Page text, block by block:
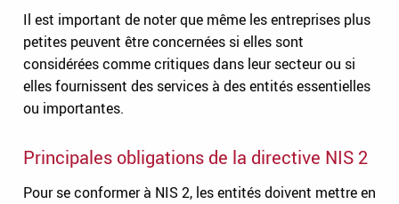
Il est important de noter que même les entreprises plus
petites peuvent être concernées si elles sont
considérées comme critiques dans leur secteur ou si
elles fournissent des services à des entités essentielles
ou importantes.
Principales obligations de la directive NIS 2
Pour se conformer à NIS 2, les entités doivent mettre en